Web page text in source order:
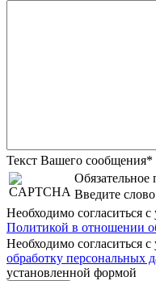
Текст Вашего сообщения*
Обязательное
Введите
Необходимо согласиться
Политикой в отношении
Необходимо согласиться
обработку персональных
установленной формой